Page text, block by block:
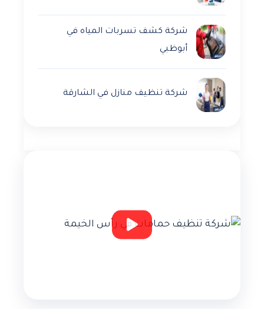
شركة كشف تسربات المياه في
أبوظبي
شركة تنظيف منازل في الشارقة